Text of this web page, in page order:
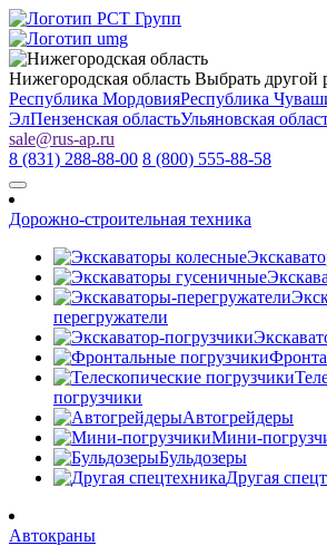
Нижегородская область Выбрать другой
Республика МордовияРеспублика
ЭлПензенская областьУльяновская
sale@rus-ap.ru
8 (831) 288-88-00 8 (800) 555-88-58
Дорожно-строительная техника
перегружатели
погрузчики
Автогрейдеры
Мини-
Бульдозеры
Другая
Автокраны